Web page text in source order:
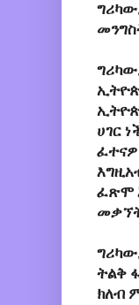
ሀገር
ፈጽሞ
ትልቅ
ክለብ